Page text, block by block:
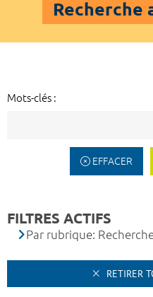
Recherche
Mots-clés :
EFFACER
FILTRES ACTIFS
Par rubrique:
RETIRER